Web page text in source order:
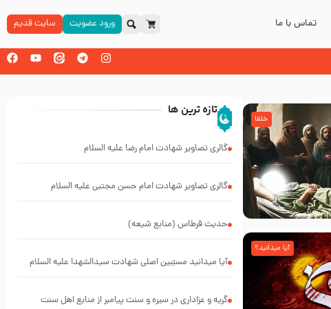
تماس با ما ورود عضویت سایت قدیم
خلفا
آیا میدانید؟
تازه ترین ها
گالری تصاویر شهادت امام رضا علیه السلام
گالری تصاویر شهادت امام حسن مجتبی علیه السلام
حدیث قرطاس (منابع شیعه)
آیا میدانید مسبّبین اصلی شهادت سیدالشهدا علیه ‌السلام
گریه و عزاداری در سیره و سنت پیامبر از منابع اهل سنت